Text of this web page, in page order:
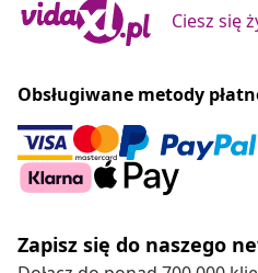
Ciesz się
Obsługiwane metody
Zapisz się do naszego